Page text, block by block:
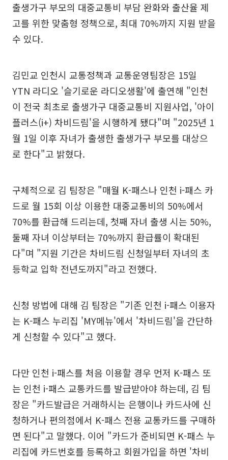
출생가구 부모의 대중교통비 부담 완화와 출산율 제
고를 위한 맞춤형 정책으로, 최대 70%까지 지원 받을
수 있다.
김민교 인천시 교통정책과 교통운영팀장은 15일
YTN 라디오 '슬기로운 라디오생활'에 출연해 "인천
이 전국 최초로 출생가구 대중교통비 지원사업, '아이
플러스(i+) 차비드림'을 시행하게 됐다"며 "2025년 1
월 1일 이후 자녀가 출생한 출생가구 부모를 대상으
로 한다"고 밝혔다.
구체적으로 김 팀장은 "매월 K-패스나 인천 i-패스 카
드로 월 15회 이상 이용한 대중교통비의 50%에서
70%를 환급해 드리는데, 첫째 자녀 출생 시는 50%,
둘째 자녀 이상부터는 70%까지 환급률이 확대된
다"며 "지원 기간은 차비드림 신청일부터 자녀의 초
등학교 입학 전년도까지"라고 전했다.
신청 방법에 대해 김 팀장은 "기존 인천 i-패스 이용자
는 K-패스 누리집 'MY메뉴'에서 '차비드림'을 간단하
게 신청할 수 있다"고 했다.
다만 인천 i-패스를 처음 이용할 경우 먼저 K-패스 또
는 인천 i-패스 교통카드를 발급받아야 하는데, 김 팀
장은 "카드발급은 거래하시는 은행이나 카드사에 신
청하거나 편의점에서 K-패스 전용 교통카드를 구매하
면 된다"고 말했다. 이어 "카드가 준비되면 K-패스 누
리집에 카드번호를 등록하고 회원가입을 하면 '차비